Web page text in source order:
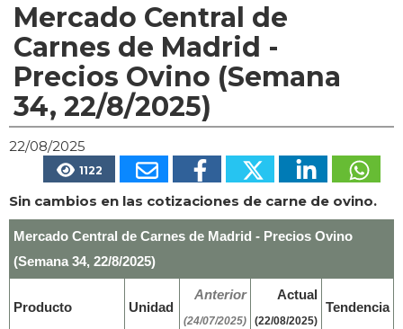
Mercado Central de
Carnes de Madrid -
Precios Ovino (Semana
34, 22/8/2025)
22/08/2025
1122
Sin cambios en las cotizaciones de carne de ovino.
Mercado Central de Carnes de Madrid - Precios Ovino
(Semana 34, 22/8/2025)
Producto Unidad
Anterior
(24/07/2025)
Actual
(22/08/2025)
Tendencia